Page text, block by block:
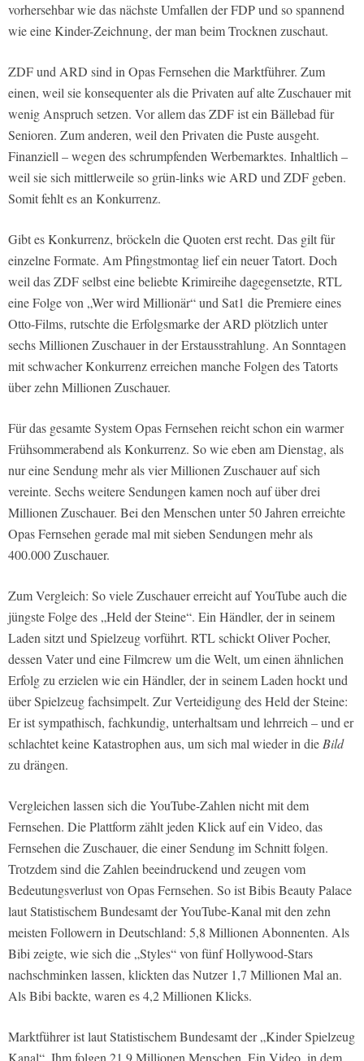
vorhersehbar wie das nächste Umfallen der FDP und so spannend
wie eine Kinder-Zeichnung, der man beim Trocknen zuschaut.
ZDF und ARD sind in Opas Fernsehen die Marktführer. Zum
einen, weil sie konsequenter als die Privaten auf alte Zuschauer mit
wenig Anspruch setzen. Vor allem das ZDF ist ein Bällebad für
Senioren. Zum anderen, weil den Privaten die Puste ausgeht.
Finanziell – wegen des schrumpfenden Werbemarktes. Inhaltlich –
weil sie sich mittlerweile so grün-links wie ARD und ZDF geben.
Somit fehlt es an Konkurrenz.
Gibt es Konkurrenz, bröckeln die Quoten erst recht. Das gilt für
einzelne Formate. Am Pfingstmontag lief ein neuer Tatort. Doch
weil das ZDF selbst eine beliebte Krimireihe dagegensetzte, RTL
eine Folge von „Wer wird Millionär“ und Sat1 die Premiere eines
Otto-Films, rutschte die Erfolgsmarke der ARD plötzlich unter
sechs Millionen Zuschauer in der Erstausstrahlung. An Sonntagen
mit schwacher Konkurrenz erreichen manche Folgen des Tatorts
über zehn Millionen Zuschauer.
Für das gesamte System Opas Fernsehen reicht schon ein warmer
Frühsommerabend als Konkurrenz. So wie eben am Dienstag, als
nur eine Sendung mehr als vier Millionen Zuschauer auf sich
vereinte. Sechs weitere Sendungen kamen noch auf über drei
Millionen Zuschauer. Bei den Menschen unter 50 Jahren erreichte
Opas Fernsehen gerade mal mit sieben Sendungen mehr als
400.000 Zuschauer.
Zum Vergleich: So viele Zuschauer erreicht auf YouTube auch die
jüngste Folge des „Held der Steine“. Ein Händler, der in seinem
Laden sitzt und Spielzeug vorführt. RTL schickt Oliver Pocher,
dessen Vater und eine Filmcrew um die Welt, um einen ähnlichen
Erfolg zu erzielen wie ein Händler, der in seinem Laden hockt und
über Spielzeug fachsimpelt. Zur Verteidigung des Held der Steine:
Er ist sympathisch, fachkundig, unterhaltsam und lehrreich – und er
schlachtet keine Katastrophen aus, um sich mal wieder in dieBild
zu drängen.
Vergleichen lassen sich die YouTube-Zahlen nicht mit dem
Fernsehen. Die Plattform zählt jeden Klick auf ein Video, das
Fernsehen die Zuschauer, die einer Sendung im Schnitt folgen.
Trotzdem sind die Zahlen beeindruckend und zeugen vom
Bedeutungsverlust von Opas Fernsehen. So ist Bibis Beauty Palace
laut Statistischem Bundesamt der YouTube-Kanal mit den zehn
meisten Followern in Deutschland: 5,8 Millionen Abonnenten. Als
Bibi zeigte, wie sich die „Styles“ von fünf Hollywood-Stars
nachschminken lassen, klickten das Nutzer 1,7 Millionen Mal an.
Als Bibi backte, waren es 4,2 Millionen Klicks.
Marktführer ist laut Statistischem Bundesamt der „Kinder Spielzeug